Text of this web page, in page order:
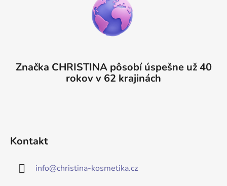
Značka CHRISTINA pôsobí úspešne už 40
rokov v 62 krajinách
Kontakt
info@christina-kosmetika.cz